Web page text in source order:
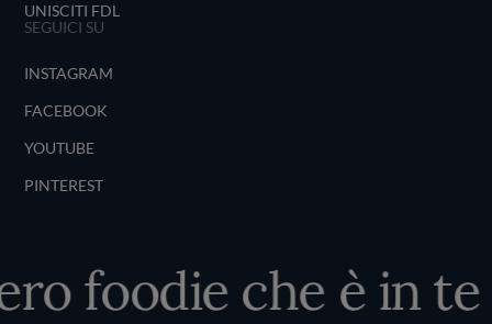
UNISCITI FDL
SEGUICI SU
INSTAGRAM
FACEBOOK
YOUTUBE
PINTEREST
foodie che è in te